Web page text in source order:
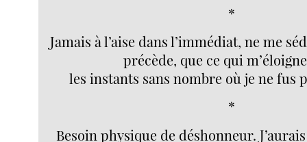
*
Jamais à l’aise dans l’immédiat, ne me
précède, que ce qui
les instants sans nombre où je ne fus
*
Besoin physique de déshonneur.